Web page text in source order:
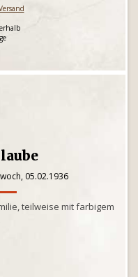
05.02.1936
teilweise mit farbigem